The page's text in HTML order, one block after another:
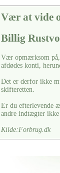
Vær at vide
Billig
Vær opmærksom
afdødes konti,
Det er derfor ikke
skifteretten.
Er du efterlevende
andre indtægter ikke
Kilde:Forbrug.dk